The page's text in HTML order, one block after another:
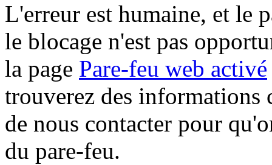
L'erreur est humaine, et le
le blocage n'est pas
la page Pare-feu web activé
trouverez des informations
de nous contacter pour
du pare-feu.